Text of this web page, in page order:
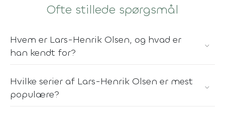
Ofte stillede spørgsmål
Hvem er Lars-Henrik Olsen, og hvad er
han kendt for?
Hvilke serier af Lars-Henrik Olsen er mest
populære?